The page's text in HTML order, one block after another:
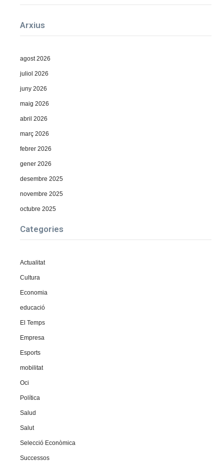
Arxius
agost 2026
juliol 2026
juny 2026
maig 2026
abril 2026
març 2026
febrer 2026
gener 2026
desembre 2025
novembre 2025
octubre 2025
Categories
Actualitat
Cultura
Economia
educació
El Temps
Empresa
Esports
mobilitat
Oci
Política
Salud
Salut
Selecció Econòmica
Successos